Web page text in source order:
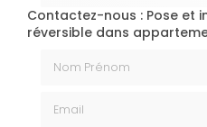
Contactez-nous : Pose et
réversible dans